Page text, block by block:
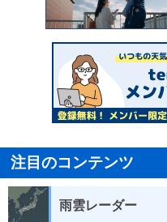
注目のコンテンツ
雨雲レーダー